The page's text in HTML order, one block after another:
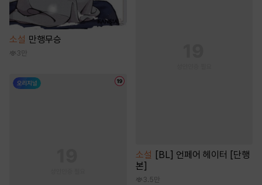
소설 만행무승
3만
소설
[BL] 언페어 헤이터 [단행
본]
3.5만